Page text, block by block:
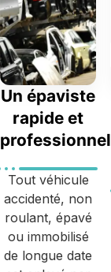
Un épaviste
rapide et
professionnel
Tout véhicule
accidenté, non
roulant, épavé
ou immobilisé
de longue date